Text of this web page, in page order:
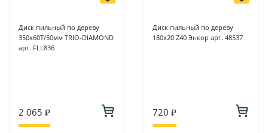
Диск пильный по дереву
350х60Т/50мм TRIO-DIAMOND
арт. FLL836
2 065 ₽
Диск пильный по дереву
180х20 Z40 Энкор арт. 48537
720 ₽